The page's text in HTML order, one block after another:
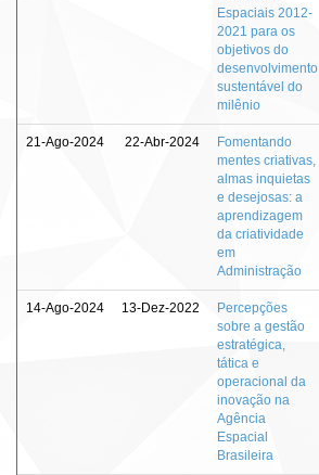
Espaciais 2012-
2021 para os
objetivos do
desenvolvimento
sustentável do
milênio
21-Ago-2024 22-Abr-2024
Fomentando
mentes criativas,
almas inquietas
e desejosas: a
aprendizagem
da criatividade
em
Administração
14-Ago-2024 13-Dez-2022
Percepções
sobre a gestão
estratégica,
tática e
operacional da
inovação na
Agência
Espacial
Brasileira